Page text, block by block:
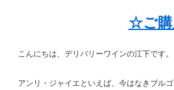
☆ご購
こんにちは、デリバリーワインの江下です。
アンリ・ジャイエといえば、今はなきブル